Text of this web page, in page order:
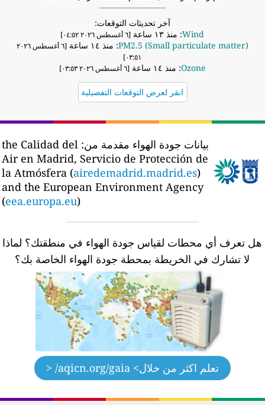
آخر تحديثات التوقعات:
Wind: منذ ١٣ ساعة [٦ أغسطس ٢٠٢٦ ٠٤:٥٢]
PM2.5 (Small particulate matter): منذ ١٤ ساعة
[٦ أغسطس ٢٠٢٦
٠٣:٥١]
Ozone: منذ ١٤ ساعة
انقر لعرض التوقعات التفصيلية
بيانات جودة الهواء مقدمة من: the Calidad del
Air en Madrid, Servicio de Protección de
la Atmósfera (airedemadrid.madrid.es)
and the European Environment Agency
(eea.europa.eu)
هل تعرف أي محطات لقياس جودة الهواء في منطقتك؟ لماذا
لا تشارك في الخريطة بمحطة جودة الهواء الخاصة بك؟
تعلم اكثر من خلال > aqicn.org/gaia/ <